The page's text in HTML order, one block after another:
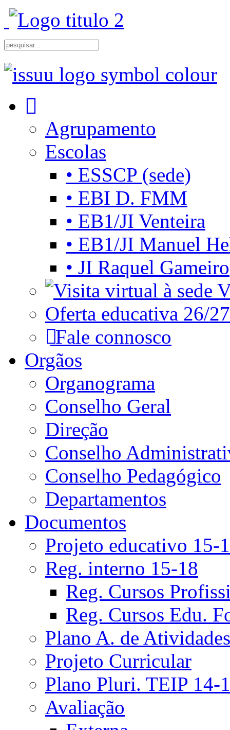
Agrupamento
Escolas
• ESSCP (sede)
• EBI D. FMM
• EB1/JI Venteira
• EB1/JI Manuel
• JI Raquel Gameiro
Oferta educativa 26/27
Fale connosco
Orgãos
Organograma
Conselho Geral
Direção
Conselho
Conselho Pedagógico
Departamentos
Documentos
Projeto educativo 15-
Reg. interno 15-18
Reg. Cursos
Reg. Cursos Edu.
Plano A. de Atividades
Projeto Curricular
Plano Pluri. TEIP 14-
Avaliação